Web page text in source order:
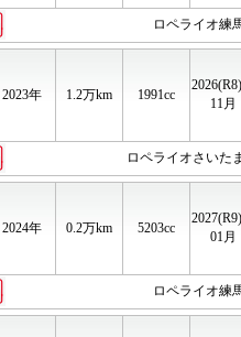
ロペライオ練
2023年 1.2万km 1991cc
11月
ロペライオさいたま
2024年 0.2万km 5203cc
01月
ロペライオ練